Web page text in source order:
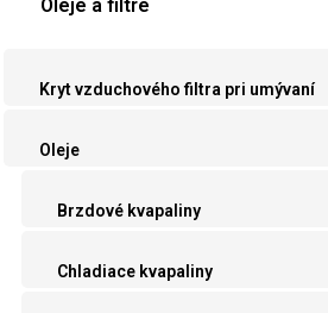
Oleje a filtre
Kryt vzduchového filtra pri umývaní
Oleje
Brzdové kvapaliny
Chladiace kvapaliny